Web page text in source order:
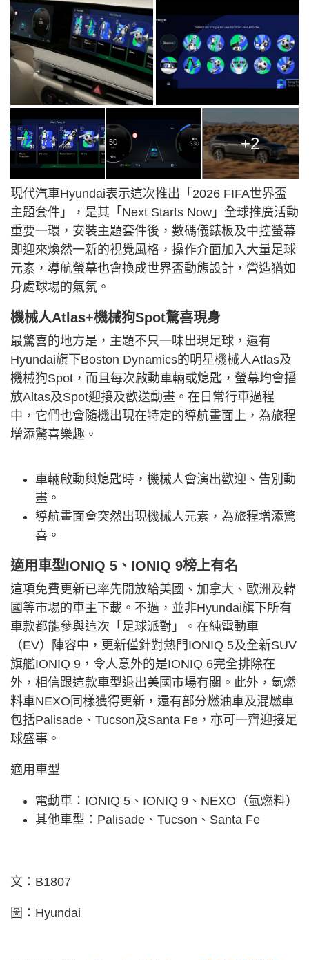
+2
現代汽車Hyundai表示這次推出「 2026 FIFA世界盃
主題套件」，是其「Next Starts Now」全球推廣活動
重要一環，安裝主題套件後，數碼儀錶板及中控螢幕
即迎來煥然一新的視覺風格，操作介面加入大量足球
元素，導航螢幕也會換成世界盃動態設計，營造猶如
身處球場的氣氛。
機械人Atlas+機械狗Spot驚喜現身
最驚喜的地方是，主題不只一味出現足球，還有
Hyundai旗下Boston Dynamics的明星機械人Atlas及
機械狗Spot，而且每次啟動車輛或熄匙，螢幕均會播
放Altas及Spot迎接及歡送動畫。在日常行車過程
中，它們也會隨機出現在特定的導航畫面上，為旅程
增添驚喜樂趣。
車輛啟動與熄匙時，機械人會演出歡迎、告別動
畫。
導航畫面會突然出現機械人元素，為旅程增添驚
喜。
適用車型IONIQ 5、IONIQ 9榜上有名
這項免費更新已率先開放給美國、加拿大、歐洲及韓
國等市場的車主下載。不過，並非Hyundai旗下所有
車款都能參與這次「足球派對」。在純電動車
（EV）陣容中，更新僅針對熱門IONIQ 5及全新SUV
旗艦IONIQ 9，令人意外的是IONIQ 6完全排除在
外，相信跟這款車型退出美國市場有關。此外，氫燃
料車NEXO同樣獲得更新，還有部分燃油車及混燃車
包括Palisade、Tucson及Santa Fe，亦可一齊迎接足
球盛事。
適用車型
電動車：IONIQ 5、IONIQ 9、NEXO（氫燃料）
其他車型：Palisade、Tucson、Santa Fe
文：B1807
圖：Hyundai